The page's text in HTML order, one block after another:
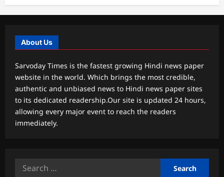
About Us
Sarvoday Times is the fastest growing Hindi news paper
website in the world. Which brings the most credible,
authentic and unbiased news to Hindi news paper sites
to its dedicated readership.Our site is updated 24 hours,
allowing every major event to reach the readers
immediately.
Search